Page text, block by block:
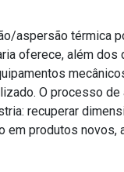
aspersão térmica
oferece, além
O processo
recuperar
em produtos novos,